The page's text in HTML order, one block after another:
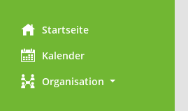
Startseite
Kalender
Organisation